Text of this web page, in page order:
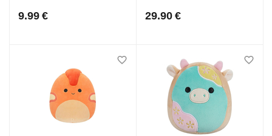
"Θαλάσσια Πλάσματα" Blind
Box
9.99 € 29.90 €